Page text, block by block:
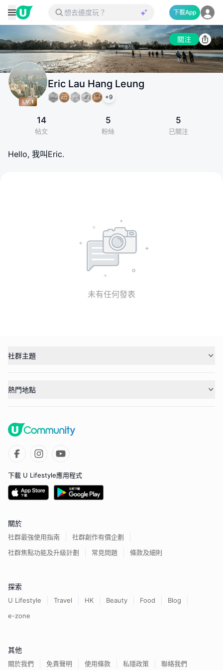
下載App
關注
Eric Lau Hang Leung
+9
14
帖文
5
粉絲
5
已關注
Hello, 我叫Eric.
未有任何發表
社群主題
熱門地點
下載 U Lifestyle應用程式
關於
社群最強使用指南
社群創作有價企劃
社群焦點功能及升級計劃
常見問題 條款及細則
探索
U Lifestyle Travel HK Beauty Food
Blog
e-zone
其他
關於我們 免責聲明 使用條款 私隱政策 聯絡我們